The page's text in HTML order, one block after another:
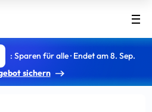
: Sparen für alle · Endet am 8. Sep.
sichern